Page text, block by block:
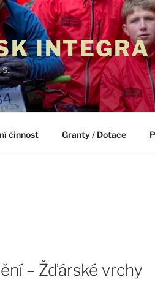
s.
činnost Granty / Dotace
– Žďárské vrchy